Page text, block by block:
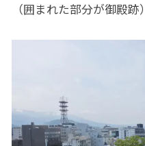
（囲まれた部分が御殿跡）